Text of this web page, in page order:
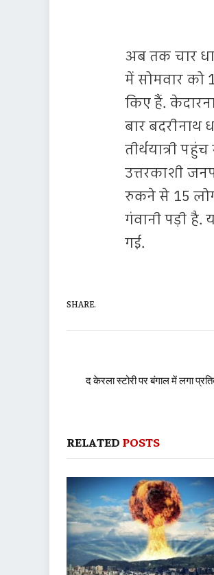
अब तक चार
में सोमवार को
किए हैं.
बार बदरीनाथ
तीर्थयात्री
उत्तरकाशी
रुकने से 15
गंवानी पड़ी है.
गई.
SHARE.
द केरला स्टोरी पर बंगाल में लगा
RELATED POSTS